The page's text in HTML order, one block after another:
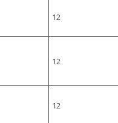
12
12
12